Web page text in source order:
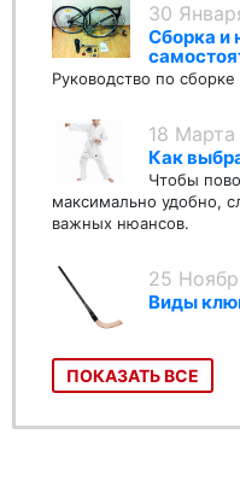
30
Сборка и
Руководство по
18
Как
Чтобы
максимально удобно,
важных нюансов.
25
Виды
ПОКАЗАТЬ ВСЕ